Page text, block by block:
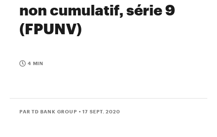
non cumulatif, série 9
(FPUNV)
4 MIN
PAR TD BANK GROUP • 17 SEPT. 2020